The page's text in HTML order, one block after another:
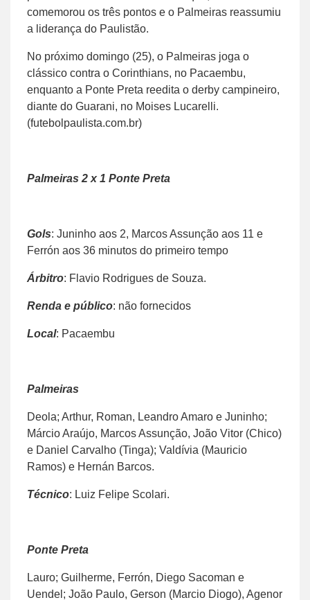
comemorou os três pontos e o Palmeiras reassumiu
a liderança do Paulistão.
No próximo domingo (25), o Palmeiras joga o
clássico contra o Corinthians, no Pacaembu,
enquanto a Ponte Preta reedita o derby campineiro,
diante do Guarani, no Moises Lucarelli.
(futebolpaulista.com.br)
Palmeiras 2 x 1 Ponte Preta
Gols: Juninho aos 2, Marcos Assunção aos 11 e
Ferrón aos 36 minutos do primeiro tempo
Árbitro: Flavio Rodrigues de Souza.
Renda e público: não fornecidos
Local: Pacaembu
Palmeiras
Deola; Arthur, Roman, Leandro Amaro e Juninho;
Márcio Araújo, Marcos Assunção, João Vitor (Chico)
e Daniel Carvalho (Tinga); Valdívia (Mauricio
Ramos) e Hernán Barcos.
Técnico: Luiz Felipe Scolari.
Ponte Preta
Lauro; Guilherme, Ferrón, Diego Sacoman e
Uendel; João Paulo, Gerson (Marcio Diogo), Agenor